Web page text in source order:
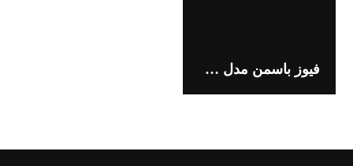
فیوز باسمن مدل 170M6462